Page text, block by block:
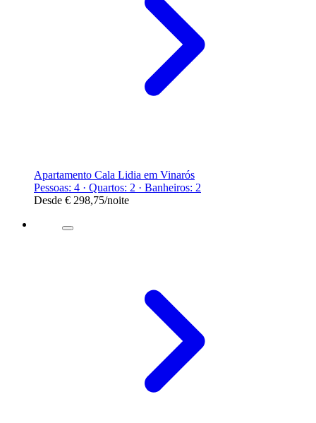
Apartamento Cala Lidia em Vinarós
Pessoas: 4 · Quartos: 2 · Banheiros: 2
Desde € 298,75/noite